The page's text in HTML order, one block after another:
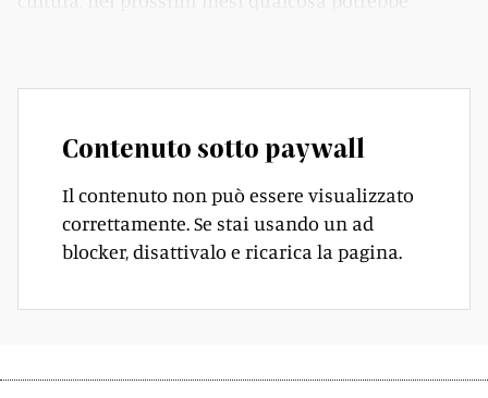
Contenuto sotto paywall
Il contenuto non può essere visualizzato
correttamente. Se stai usando un ad
blocker, disattivalo e ricarica la pagina.